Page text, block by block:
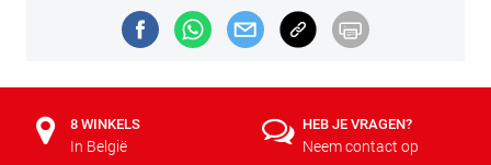
8 WINKELS
In België
HEB JE VRAGEN?
Neem contact op